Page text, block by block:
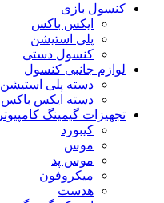
کنسول بازی
ایکس باکس
پلی استیشن
کنسول دستی
لوازم جانبی کنسول
دسته پلی استیشن 5
دسته ایکس باکس
تجهیزات گیمینگ کامپیوتر
کیبورد
موس
موس پد
میکروفون
هدست